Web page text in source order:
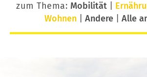
zum Thema: Mobilität
Wohnen| Andere| Alle